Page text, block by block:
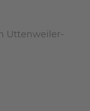
Uttenweiler-